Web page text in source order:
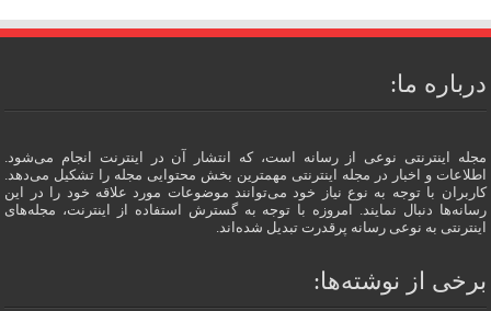
درباره ما:
مجله اینترنتی نوعی از رسانه است، که انتشار آن در اینترنت انجام می‌شود.
اطلاعات و اخبار در مجله اینترنتی مهمترین بخش محتوایی مجله را تشکیل می‌دهد.
کاربران با توجه به نوع نیاز خود می‌توانند موضوعات مورد علاقه خود را در این
رسانه‌ها دنبال نمایند. امروزه با توجه به گسترش استفاده از اینترنت، مجله‌های
اینترنتی به نوعی رسانه پرقدرت تبدیل شده‌اند.
برخی از نوشته‌ها: